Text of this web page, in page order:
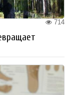
714